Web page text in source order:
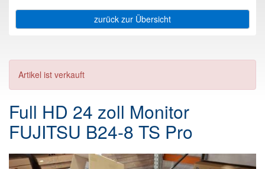
zurück zur Übersicht
Artikel ist verkauft
Full HD 24 zoll Monitor
FUJITSU B24-8 TS Pro